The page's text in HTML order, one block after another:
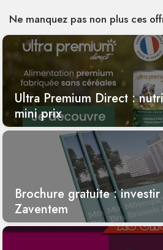
Ne manquez pas non plus ces
Ultra Premium Direct :
mini prix
Brochure gratuite :
Zaventem